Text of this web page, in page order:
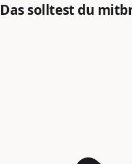
Das solltest du